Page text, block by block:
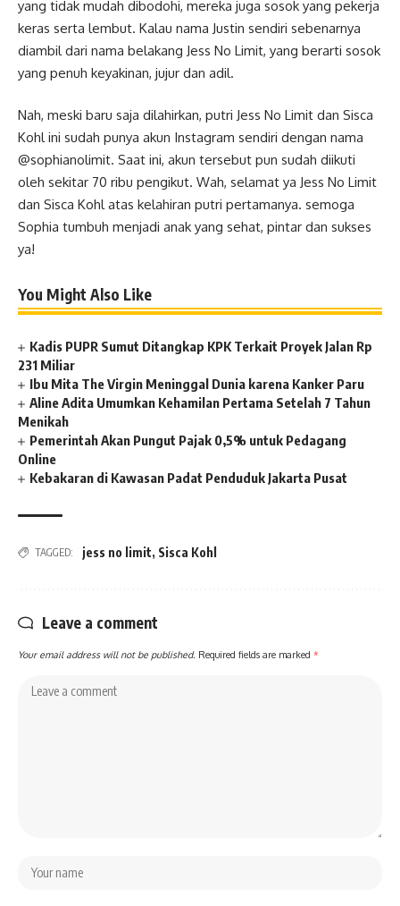
yang tidak mudah dibodohi, mereka juga sosok yang pekerja
keras serta lembut. Kalau nama Justin sendiri sebenarnya
diambil dari nama belakang Jess No Limit, yang berarti sosok
yang penuh keyakinan, jujur dan adil.
Nah, meski baru saja dilahirkan, putri Jess No Limit dan Sisca
Kohl ini sudah punya akun Instagram sendiri dengan nama
@sophianolimit. Saat ini, akun tersebut pun sudah diikuti
oleh sekitar 70 ribu pengikut. Wah, selamat ya Jess No Limit
dan Sisca Kohl atas kelahiran putri pertamanya. semoga
Sophia tumbuh menjadi anak yang sehat, pintar dan sukses
ya!
You Might Also Like
Kadis PUPR Sumut Ditangkap KPK Terkait Proyek Jalan Rp
231 Miliar
Ibu Mita The Virgin Meninggal Dunia karena Kanker Paru
Aline Adita Umumkan Kehamilan Pertama Setelah 7 Tahun
Menikah
Pemerintah Akan Pungut Pajak 0,5% untuk Pedagang
Online
Kebakaran di Kawasan Padat Penduduk Jakarta Pusat
TAGGED: jess no limit, Sisca Kohl
Leave a comment
Your email address will not be published. Required fields are marked *